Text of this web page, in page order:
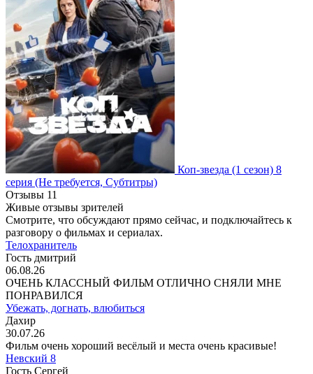
Коп-звезда (1 сезон) 8
серия (Не требуется, Субтитры)
Отзывы 11
Живые отзывы зрителей
Смотрите, что обсуждают прямо сейчас, и подключайтесь к
разговору о фильмах и сериалах.
Телохранитель
Гость дмитрий
06.08.26
ОЧЕНЬ КЛАССНЫЙ ФИЛЬМ ОТЛИЧНО СНЯЛИ МНЕ
ПОНРАВИЛСЯ
Убежать, догнать, влюбиться
Дахир
30.07.26
Фильм очень хороший весёлый и места очень красивые!
Невский 8
Гость Сергей